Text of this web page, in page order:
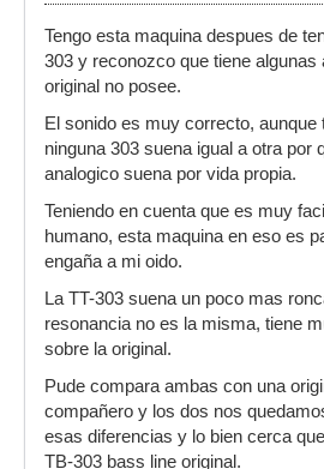
Tengo esta maquina despues de
303 y reconozco que tiene algunas
original no posee.
El sonido es muy correcto,
ninguna 303 suena igual a otra por
analogico suena por vida propia.
Teniendo en cuenta que es muy
humano, esta maquina en eso es
engaña a mi oido.
La TT-303 suena un poco mas
resonancia no es la misma, tiene
sobre la original.
Pude compara ambas con una
compañero y los dos nos
esas diferencias y lo bien cerca
TB-303 bass line original.